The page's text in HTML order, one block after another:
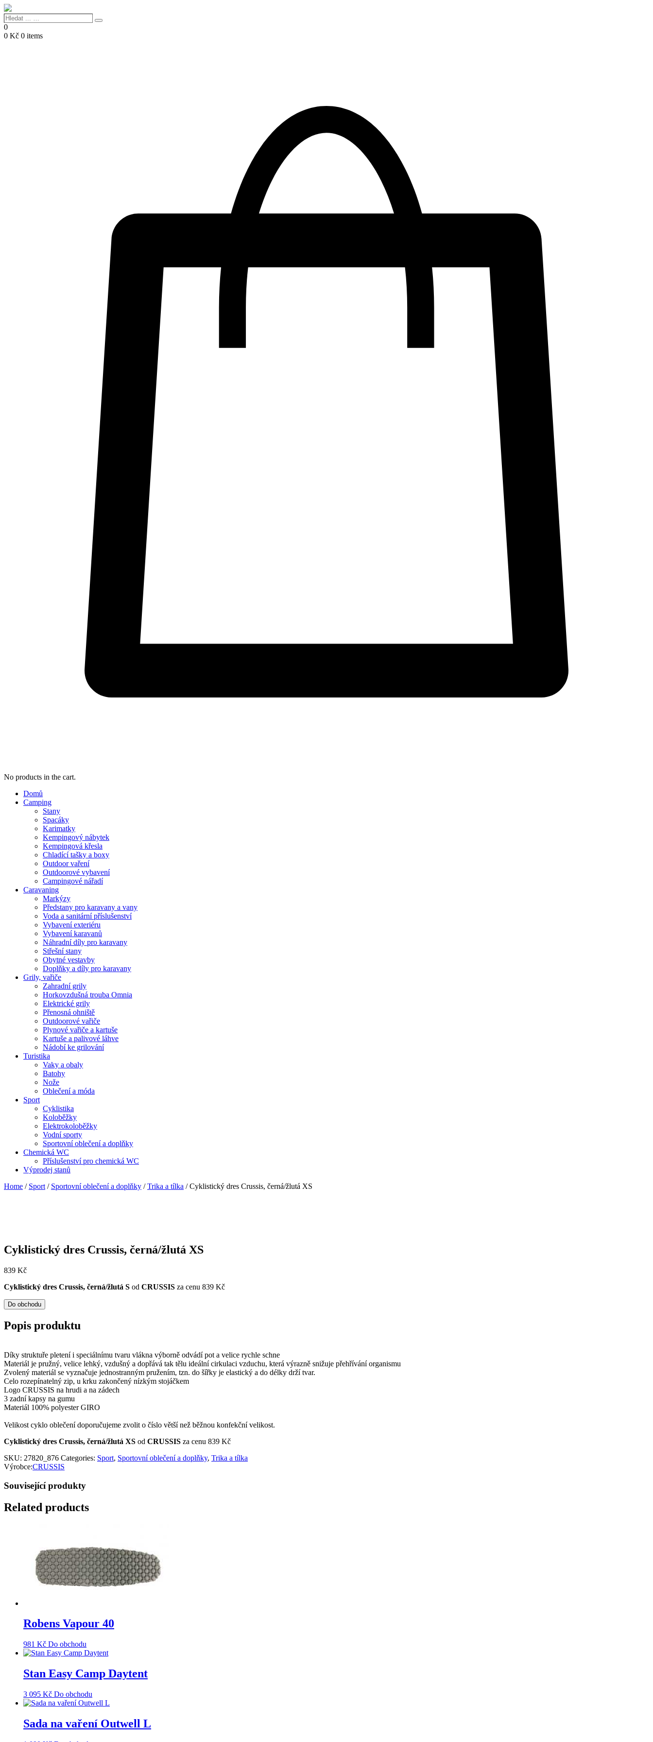
Hledat
...
…
Search
0
0 Kč 0 items
No products in the cart.
Domů
Camping
Stany
Spacáky
Karimatky
Kempingový nábytek
Kempingová křesla
Chladící tašky a boxy
Outdoor vaření
Outdoorové vybavení
Campingové nářadí
Caravaning
Markýzy
Předstany pro karavany a vany
Voda a sanitární příslušenství
Vybavení exteriéru
Vybavení karavanů
Náhradní díly pro karavany
Střešní stany
Obytné vestavby
Doplňky a díly pro karavany
Grily, vařiče
Zahradní grily
Horkovzdušná trouba Omnia
Elektrické grily
Přenosná ohniště
Outdoorové vařiče
Plynové vařiče a kartuše
Kartuše a palivové láhve
Nádobí ke grilování
Turistika
Vaky a obaly
Batohy
Nože
Oblečení a móda
Sport
Cyklistika
Koloběžky
Elektrokoloběžky
Vodní sporty
Sportovní oblečení a doplňky
Chemická WC
Příslušenství pro chemická WC
Výprodej stanů
Home / Sport / Sportovní oblečení a doplňky /Trika a tílka / Cyklistický dres Crussis, černá/žlutá XS
Cyklistický dres Crussis, černá/žlutá XS
839 Kč
Cyklistický dres Crussis, černá/žlutá S od CRUSSIS za cenu 839 Kč
Do obchodu
Popis produktu
Díky struktuře pletení i speciálnímu tvaru vlákna výborně odvádí pot a velice rychle schne
Materiál je pružný, velice lehký, vzdušný a dopřává tak tělu ideální cirkulaci vzduchu, která výrazně snižuje přehřívání organismu
Zvolený materiál se vyznačuje jednostranným pružením, tzn. do šířky je elastický a do délky drží tvar.
Celo rozepínatelný zip, u krku zakončený nízkým stojáčkem
Logo CRUSSIS na hrudi a na zádech
3 zadní kapsy na gumu
Materiál 100% polyester GIRO
Velikost cyklo oblečení doporučujeme zvolit o číslo větší než běžnou konfekční velikost.
Cyklistický dres Crussis, černá/žlutá XS od CRUSSIS za cenu 839 Kč
SKU: 27820_876 Categories: Sport, Sportovní oblečení a doplňky, Trika a tílka
Výrobce:CRUSSIS
Související produkty
Related products
Robens Vapour 40
981 Kč Do obchodu
Stan Easy Camp Daytent
3 095 Kč Do obchodu
Sada na vaření Outwell L